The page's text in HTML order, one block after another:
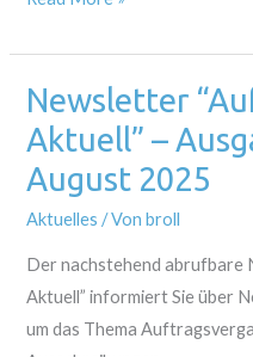
Newsletter
Aktuell” –
August 2025
Aktuelles / Vonbroll
Der nachstehend abrufbare
Aktuell” informiert Sie über
um das Thema
Newsletter
“Auftragswesen
–
Ausgabe
Juli
und
August